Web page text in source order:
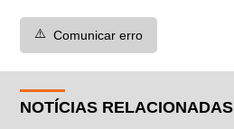
⚠️ Comunicar erro
NOTÍCIAS RELACIONADAS